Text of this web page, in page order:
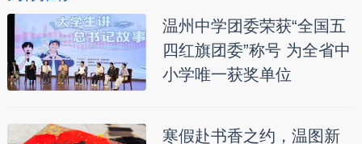
温州中学团委荣获“全国五
四红旗团委”称号 为全省中
小学唯一获奖单位
寒假赴书香之约，温图新